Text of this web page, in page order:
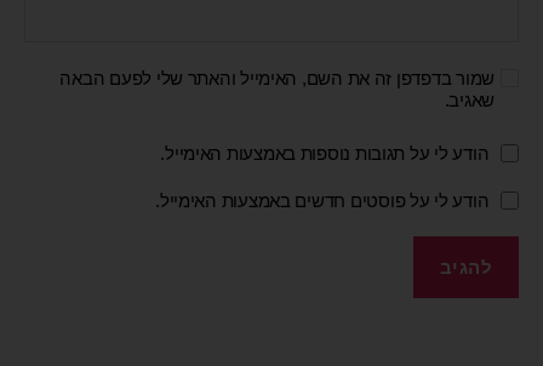
שמור בדפדפן זה את השם, האימייל והאתר שלי לפעם הבאה
שאגיב.
הודע לי על תגובות נוספות באמצעות האימייל.
הודע לי על פוסטים חדשים באמצעות האימייל.